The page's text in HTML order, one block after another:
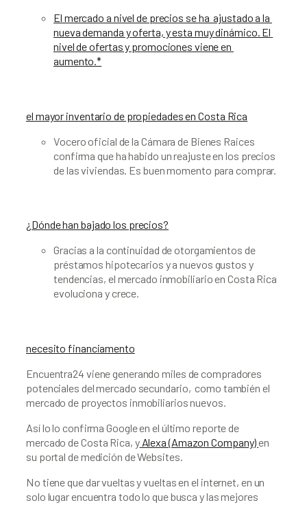
El mercado a nivel de precios se ha  ajustado a la
nueva demanda y oferta, y esta muy dinámico. El
nivel de ofertas y promociones viene en
aumento.*
el mayor inventario de propiedades en Costa Rica
Vocero oficial de la Cámara de Bienes Raices
confirma que ha habido un reajuste en los precios
de las viviendas. Es buen momento para comprar.
¿Dónde han bajado los precios?
Gracias a la continuidad de otorgamientos de
préstamos hipotecarios y a nuevos gustos y
tendencias, el mercado inmobiliario en Costa Rica
evoluciona y crece.
necesito financiamento
Encuentra24 viene generando miles de compradores
potenciales del mercado secundario,  como también el
mercado de proyectos inmobiliarios nuevos.
Así lo lo confirma Google en el último reporte de
mercado de Costa Rica, y Alexa (Amazon Company) en
su portal de medición de Websites.
No tiene que dar vueltas y vueltas en el internet, en un
solo lugar encuentra todo lo que busca y las mejores